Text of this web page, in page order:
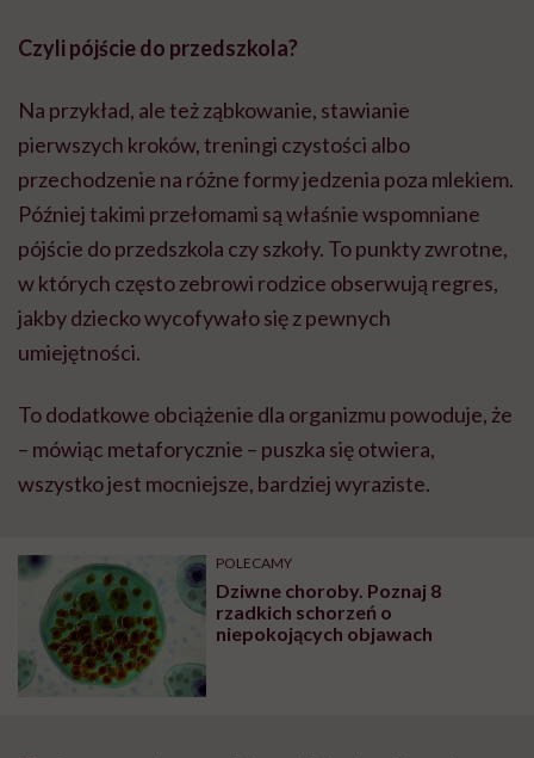
Czyli pójście do przedszkola?
Na przykład, ale też ząbkowanie, stawianie
pierwszych kroków, treningi czystości albo
przechodzenie na różne formy jedzenia poza mlekiem.
Później takimi przełomami są właśnie wspomniane
pójście do przedszkola czy szkoły. To punkty zwrotne,
w których często zebrowi rodzice obserwują regres,
jakby dziecko wycofywało się z pewnych
umiejętności.
To dodatkowe obciążenie dla organizmu powoduje, że
– mówiąc metaforycznie – puszka się otwiera,
wszystko jest mocniejsze, bardziej wyraziste.
POLECAMY
Dziwne choroby. Poznaj 8
rzadkich schorzeń o
niepokojących objawach